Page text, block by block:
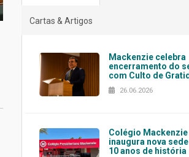
Cartas & Artigos
Mackenzie celebra
encerramento do
com Culto de
26.06.2026
Colégio
inaugura nova
10 anos de história